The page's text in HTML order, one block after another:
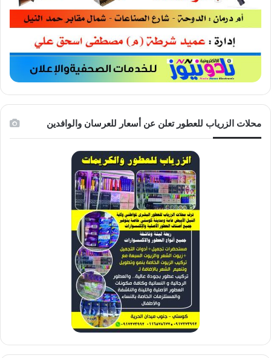
محلات الزرياب للعطور تعلن عن أسعار للعرسان والوافدين